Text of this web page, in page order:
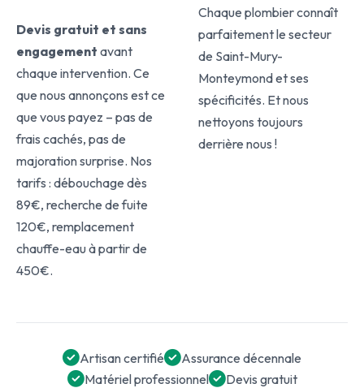
Devis gratuit et sans
engagement avant
chaque intervention. Ce
que nous annonçons est ce
que vous payez – pas de
frais cachés, pas de
majoration surprise. Nos
tarifs : débouchage dès
89€, recherche de fuite
120€, remplacement
chauffe-eau à partir de
450€.
Chaque plombier connaît
parfaitement le secteur
de Saint-Mury-
Monteymond et ses
spécificités. Et nous
nettoyons toujours
derrière nous !
Artisan certifié
Assurance décennale
Matériel professionnel
Devis gratuit